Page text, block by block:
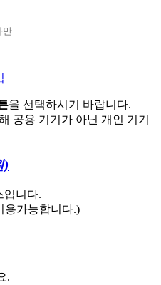
을 선택하시기 바랍니다.
공용 기기가 아닌 개인 기기
)
입니다.
용가능합니다.)
.